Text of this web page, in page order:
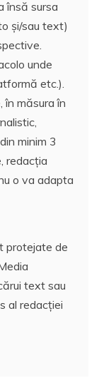
însă sursa
și/sau text)
unde
etc.).
în măsura în
minim 3
redacția
o va adapta
protejate de
text sau
al redacției